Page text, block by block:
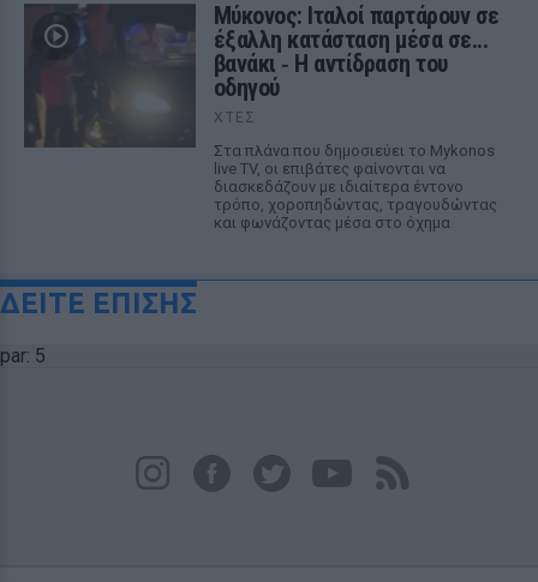
Μύκονος: Ιταλοί παρτάρουν σε
έξαλλη κατάσταση μέσα σε...
βανάκι ‑ Η αντίδραση του
οδηγού
ΧΤΕΣ
Στα πλάνα που δημοσιεύει το Mykonos
live TV, οι επιβάτες φαίνονται να
διασκεδάζουν με ιδιαίτερα έντονο
τρόπο, χοροπηδώντας, τραγουδώντας
και φωνάζοντας μέσα στο όχημα
ΔΕΙΤΕ ΕΠΙΣΗΣ
par: 5